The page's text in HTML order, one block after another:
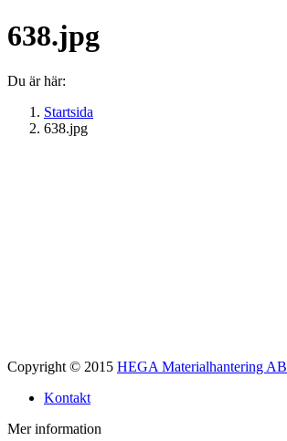
638.jpg
Du är här:
Startsida
638.jpg
Copyright © 2015 HEGA Materialhantering AB
Kontakt
Mer information